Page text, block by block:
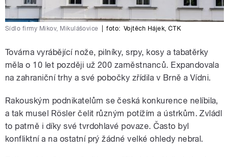
Sídlo firmy Mikov, Mikulášovice foto: Vojtěch Hájek ČTK
Továrna vyrábějící nože, pilníky, srpy, kosy a tabatěrky
měla o 10 let později už 200 zaměstnanců. Expandovala
na zahraniční trhy a své pobočky zřídila v Brně a Vídni.
Rakouským podnikatelům se česká konkurence nelíbila,
a tak musel Rösler čelit různým potížím a ústrkům. Zvládl
to patrně i díky své tvrdohlavé povaze. Často byl
konfliktní a na ostatní prý žádné velké ohledy nebral.